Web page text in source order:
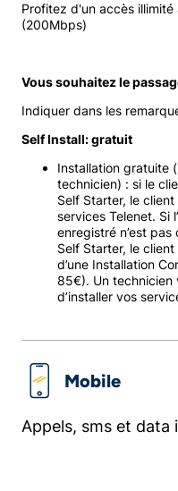
Profitez d'un accès
(200Mbps)
Vous souhaitez le
Indiquer dans les
Self Install: gratuit
Installation gratuite
technicien) : si le
Self Starter, le
services Telenet. Si
enregistré n’est
Self Starter, le
d’une Installation
85€). Un technicien
d’installer vos
Mobile
Appels, sms et data